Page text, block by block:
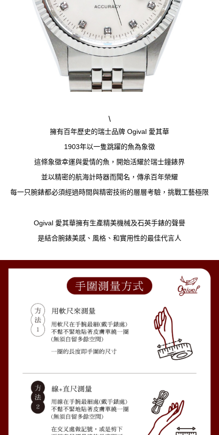
\
擁有百年歷史的瑞士品牌 Ogival 愛其華
1903年以一隻跳躍的魚為象徵
這條象徵幸運與愛情的魚，開始活耀於瑞士鐘錶界
並以精密的航海計時器而聞名，傳承百年榮耀
每一只腕錶都必須經過時間與精密技術的層層考驗，挑戰工藝極限
Ogival 愛其華擁有生產精美機械及石英手錶的聲譽
是結合腕錶美感、風格、和實用性的最佳代言人